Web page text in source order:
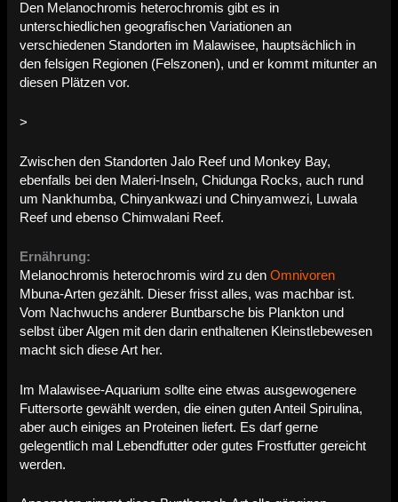
Den Melanochromis heterochromis gibt es in
unterschiedlichen geografischen Variationen an
verschiedenen Standorten im Malawisee, hauptsächlich in
den felsigen Regionen (Felszonen), und er kommt mitunter an
diesen Plätzen vor.
>
Zwischen den Standorten Jalo Reef und Monkey Bay,
ebenfalls bei den Maleri-Inseln, Chidunga Rocks, auch rund
um Nankhumba, Chinyankwazi und Chinyamwezi, Luwala
Reef und ebenso Chimwalani Reef.
Ernährung:
Melanochromis heterochromis wird zu denOmnivoren
Mbuna-Arten gezählt. Dieser frisst alles, was machbar ist.
Vom Nachwuchs anderer Buntbarsche bis Plankton und
selbst über Algen mit den darin enthaltenen Kleinstlebewesen
macht sich diese Art her.
Im Malawisee-Aquarium sollte eine etwas ausgewogenere
Futtersorte gewählt werden, die einen guten Anteil Spirulina,
aber auch einiges an Proteinen liefert. Es darf gerne
gelegentlich mal Lebendfutter oder gutes Frostfutter gereicht
werden.